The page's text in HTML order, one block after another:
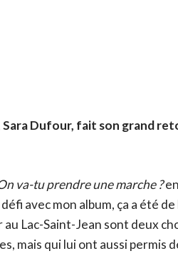
Dufour, fait son grand
va-tu prendre une marche ?
avec mon album, ça a été de
Lac-Saint-Jean sont deux
mais qui lui ont aussi permis